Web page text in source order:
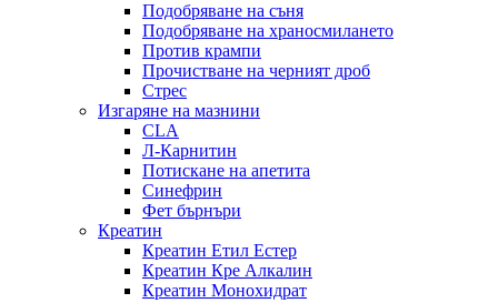
Подобряване на съня
Подобряване на храносмилането
Против крампи
Прочистване на черният дроб
Стрес
Изгаряне на мазнини
CLA
Л-Карнитин
Потискане на апетита
Синефрин
Фет бърнъри
Креатин
Креатин Етил Естер
Креатин Кре Алкалин
Креатин Монохидрат